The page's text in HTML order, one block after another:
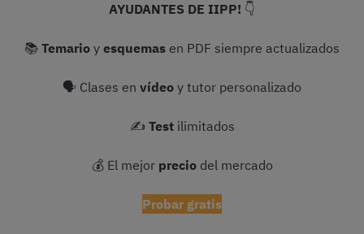
AYUDANTES DE IIPP! 👇
📚 Temario y esquemas en PDF siempre actualizados
🗣 Clases en vídeo y tutor personalizado
✍️ Testilimitados
💰 El mejor preciodel mercado
Probar gratis